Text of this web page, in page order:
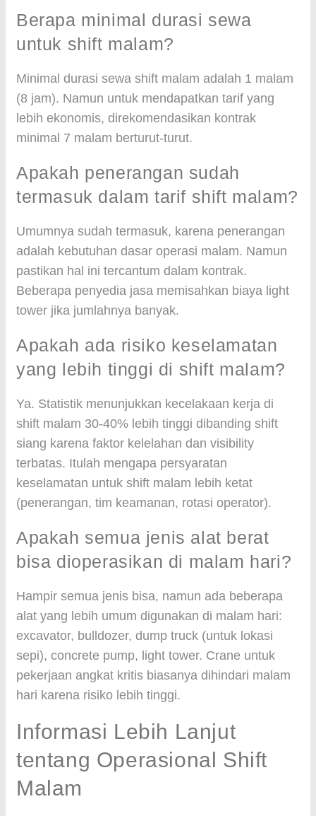
Berapa minimal durasi sewa
untuk shift malam?
Minimal durasi sewa shift malam adalah 1 malam
(8 jam). Namun untuk mendapatkan tarif yang
lebih ekonomis, direkomendasikan kontrak
minimal 7 malam berturut-turut.
Apakah penerangan sudah
termasuk dalam tarif shift malam?
Umumnya sudah termasuk, karena penerangan
adalah kebutuhan dasar operasi malam. Namun
pastikan hal ini tercantum dalam kontrak.
Beberapa penyedia jasa memisahkan biaya light
tower jika jumlahnya banyak.
Apakah ada risiko keselamatan
yang lebih tinggi di shift malam?
Ya. Statistik menunjukkan kecelakaan kerja di
shift malam 30-40% lebih tinggi dibanding shift
siang karena faktor kelelahan dan visibility
terbatas. Itulah mengapa persyaratan
keselamatan untuk shift malam lebih ketat
(penerangan, tim keamanan, rotasi operator).
Apakah semua jenis alat berat
bisa dioperasikan di malam hari?
Hampir semua jenis bisa, namun ada beberapa
alat yang lebih umum digunakan di malam hari:
excavator, bulldozer, dump truck (untuk lokasi
sepi), concrete pump, light tower. Crane untuk
pekerjaan angkat kritis biasanya dihindari malam
hari karena risiko lebih tinggi.
Informasi Lebih Lanjut
tentang Operasional Shift
Malam